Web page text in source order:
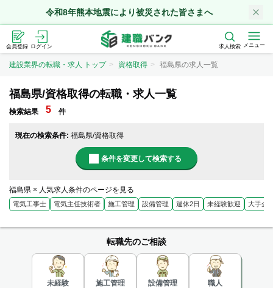
令和8年熊本地震により被災された皆さまへ
会員登録 ログイン 求人検索 メニュー
建設業界の転職・求人 トップ 資格取得 福島県の求人一覧
福島県/資格取得の転職・求人一覧
検索結果 5 件
現在の検索条件: 福島県/資格取得
条件を変更して検索する
福島県 × 人気求人条件のページを見る
電気工事士 電気主任技術者 施工管理 設備管理 週休2日 未経験歓迎 大手企
転職先のご相談
未経験 施工管理 設備管理 職人